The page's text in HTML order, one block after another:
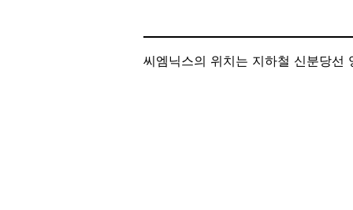
씨엠닉스의 위치는 지하철 신분당선